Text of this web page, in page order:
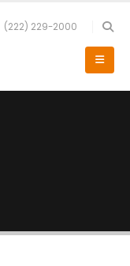
(222) 229-2000